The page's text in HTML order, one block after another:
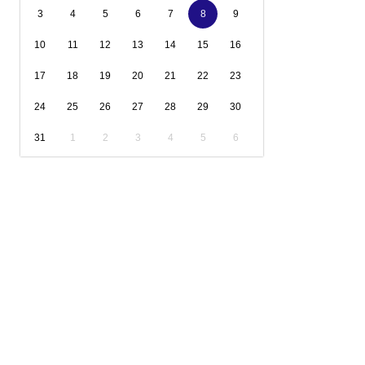
3 4 5 6 7 8 9
10 11 12 13 14 15 16
17 18 19 20 21 22 23
24 25 26 27 28 29 30
31 1 2 3 4 5 6